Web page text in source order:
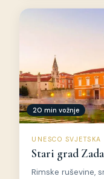
20 min vožnje
UNESCO SVJETSKA
Stari grad
Rimske ruševine,